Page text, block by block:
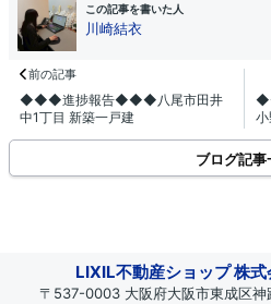
この記事を書いた人
川崎結衣
前の記事
◆◆◆進捗報告◆◆◆八尾市田井
中1丁目 新築一戸建
ブログ記事
LIXIL不動産ショップ 株
〒537-0003 大阪府大阪市東成区神